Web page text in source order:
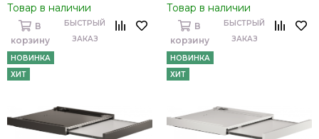
Товар в наличии
В
корзину
БЫСТРЫЙ
ЗАКАЗ
Товар в наличии
В
корзину
БЫСТРЫЙ
ЗАКАЗ
НОВИНКА
ХИТ
НОВИНКА
ХИТ